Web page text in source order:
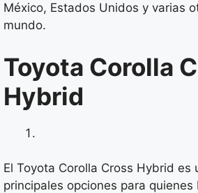
México, Estados Unidos y varias
mundo.
Toyota Corolla
Hybrid
El Toyota Corolla Cross Hybrid es
principales opciones para quienes